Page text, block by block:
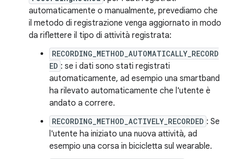
automaticamente o manualmente, prevediamo che
il metodo di registrazione venga aggiornato in modo
da riflettere il tipo di attività registrata:
RECORDING_METHOD_AUTOMATICALLY_RECORD
ED : se i dati sono stati registrati
automaticamente, ad esempio una smartband
ha rilevato automaticamente che l'utente è
andato a correre.
RECORDING_METHOD_ACTIVELY_RECORDED : Se
l'utente ha iniziato una nuova attività, ad
esempio una corsa in bicicletta sul wearable.